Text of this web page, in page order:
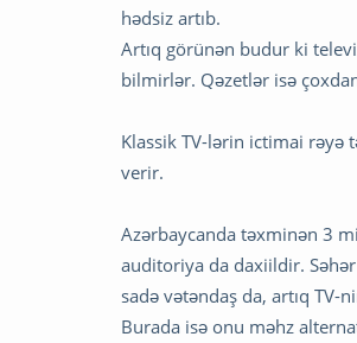
hədsiz artıb.
Artıq görünən budur ki
bilmirlər. Qəzetlər isə
Klassik TV-lərin ictimai rəyə
verir.
Azərbaycanda təxminən 3
auditoriya da daxiildir.
sadə vətəndaş da, artıq
Burada isə onu məhz